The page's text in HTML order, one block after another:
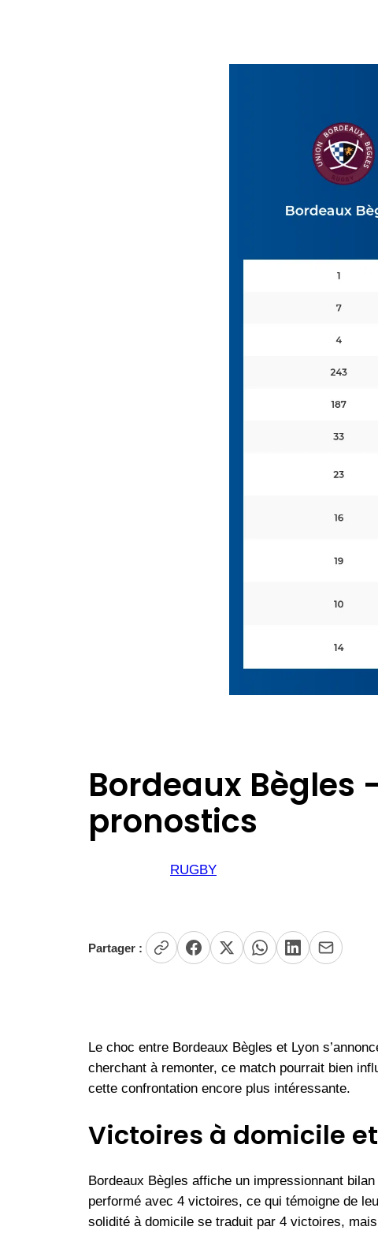
Bordeaux Bègles
pronostics
RUGBY
Partager :
Le choc entre Bordeaux Bègles et Lyon
cherchant à remonter, ce match pourrait bien
cette confrontation encore plus intéressante.
Victoires à domicile
Bordeaux Bègles affiche un impressionnant
performé avec 4 victoires, ce qui témoigne de
solidité à domicile se traduit par 4 victoires,